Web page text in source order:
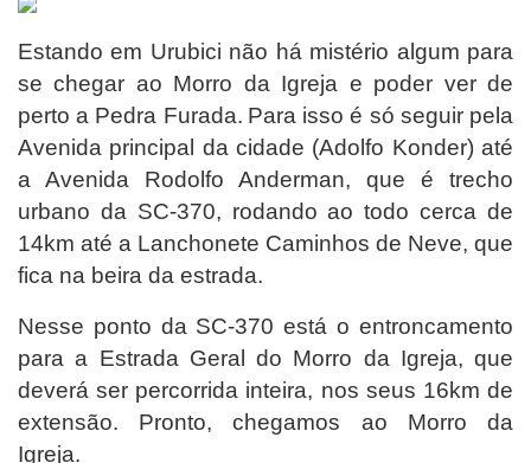
Estando em Urubici não há mistério algum para
se chegar ao Morro da Igreja e poder ver de
perto a Pedra Furada. Para isso é só seguir pela
Avenida principal da cidade (Adolfo Konder) até
a Avenida Rodolfo Anderman, que é trecho
urbano da SC-370, rodando ao todo cerca de
14km até a Lanchonete Caminhos de Neve, que
fica na beira da estrada.
Nesse ponto da SC-370 está o entroncamento
para a Estrada Geral do Morro da Igreja, que
deverá ser percorrida inteira, nos seus 16km de
extensão. Pronto, chegamos ao Morro da
Igreja.